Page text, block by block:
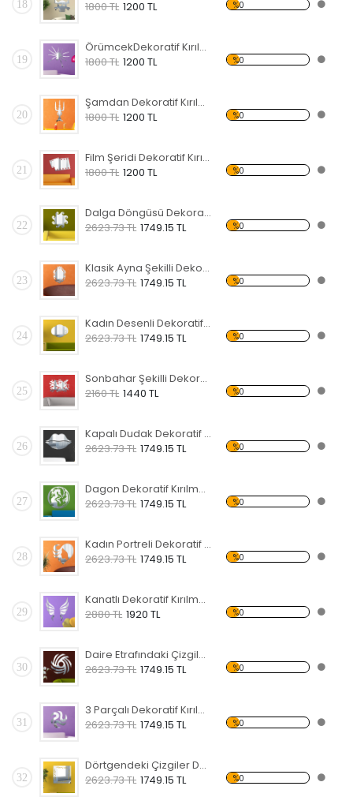
18 1800 TL 1200 TL %0
19
ÖrümcekDekoratif Kırılmaz Ayna
1800 TL 1200 TL %0
20
Şamdan Dekoratif Kırılmaz Ayna
1800 TL 1200 TL %0
21
Film Şeridi Dekoratif Kırılmaz Ayna
1800 TL 1200 TL %0
22
Dalga Döngüsü Dekoratif Kırılmaz Ayna
2623.73 TL 1749.15 TL %0
23
Klasik Ayna Şekilli Dekoratif Kırılmaz Ayna
2623.73 TL 1749.15 TL %0
24
Kadın Desenli Dekoratif Kırılmaz Ayna
2623.73 TL 1749.15 TL %0
25
Sonbahar Şekilli Dekoratif Kırılmaz Ayna
2160 TL 1440 TL %0
26
Kapalı Dudak Dekoratif Kırılmaz Ayna
2623.73 TL 1749.15 TL %0
27
Dagon Dekoratif Kırılmaz Ayna
2623.73 TL 1749.15 TL %0
28
Kadın Portreli Dekoratif Kırılmaz Ayna
2623.73 TL 1749.15 TL %0
29
Kanatlı Dekoratif Kırılmaz Ayna
2880 TL 1920 TL %0
30
Daire Etrafındaki Çizgiler Dekoratif Kırılmaz Ayna
2623.73 TL 1749.15 TL %0
31
3 Parçalı Dekoratif Kırılmaz Ayna
2623.73 TL 1749.15 TL %0
32
Dörtgendeki Çizgiler Dekoratif Kırılmaz Ayna
2623.73 TL 1749.15 TL %0